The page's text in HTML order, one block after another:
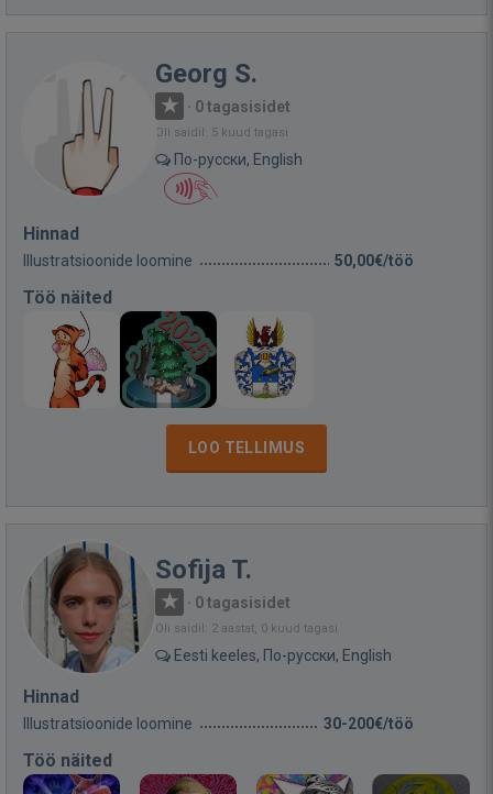
Georg S.
· 0 tagasisidet
Oli saidil: 5 kuud tagasi
По-русски, English
Hinnad
Illustratsioonide loomine 50,00€/töö
Töö näited
LOO TELLIMUS
Sofija T.
· 0 tagasisidet
Oli saidil: 2 aastat, 0 kuud tagasi
Eesti keeles, По-русски, English
Hinnad
Illustratsioonide loomine 30-200€/töö
Töö näited